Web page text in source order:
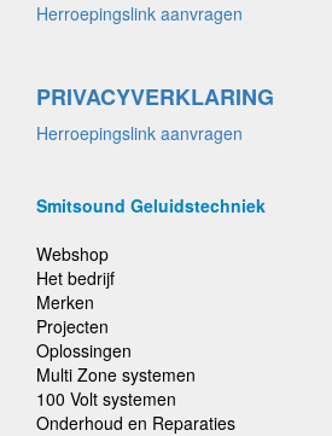
Herroepingslink aanvragen
PRIVACYVERKLARING
Herroepingslink aanvragen
Smitsound Geluidstechniek
Webshop
Het bedrijf
Merken
Projecten
Oplossingen
Multi Zone systemen
100 Volt systemen
Onderhoud en Reparaties